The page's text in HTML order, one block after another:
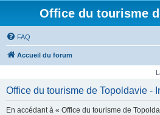
Office du tourisme
FAQ
Accueil du forum
Office du tourisme de Topoldavie -
En accédant à « Office du tourisme de